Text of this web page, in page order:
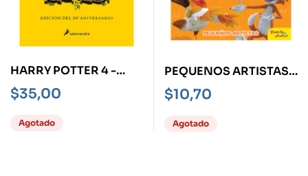
HARRY POTTER 4 -
HUFFLEPUFF- Y EL
CÁLIZ DE FUEGO
$35,00
Agotado
PEQUENOS ARTISTAS -
LA GRANJA DE
ZENÓN-
$10,70
Agotado